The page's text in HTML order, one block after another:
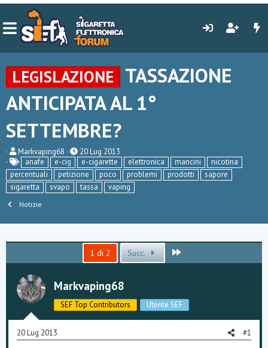
LEGISLAZIONE
TASSAZIONE
ANTICIPATA AL 1°
SETTEMBRE?
C
r
e
a
t
u
s
i
e
Markvaping68
D
a
t
a
d
20 Lug 2013
anafe
e-cig e-cigarette elettronica mancini
nicotina
percentuali
petizione poco problemi prodotti
sapore
sigaretta
svapo tassa vaping
Notizie
1 di 2 Succ.
Markvaping68
SEF Top Contributors Utente SEF
20 Lug 2013 #1